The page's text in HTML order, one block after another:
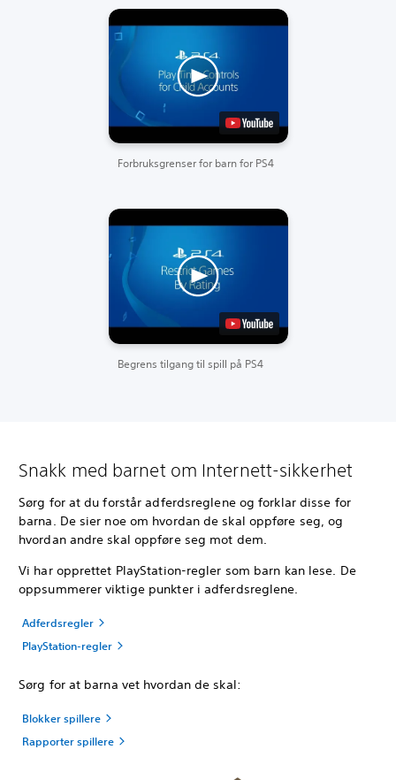
Forbruksgrenser for barn for PS4
Begrens tilgang til spill på PS4
Snakk med barnet om Internett-sikkerhet
Sørg for at du forstår adferdsreglene og forklar disse for
barna. De sier noe om hvordan de skal oppføre seg, og
hvordan andre skal oppføre seg mot dem.
Vi har opprettet PlayStation-regler som barn kan lese. De
oppsummerer viktige punkter i adferdsreglene.
Adferdsregler
PlayStation-regler
Sørg for at barna vet hvordan de skal:
Blokker spillere
Rapporter spillere